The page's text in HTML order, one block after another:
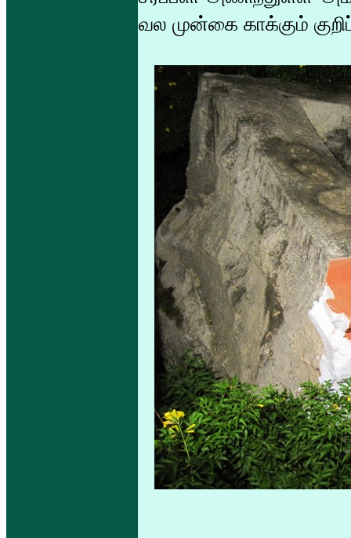
வல முன்கை காக்கும்